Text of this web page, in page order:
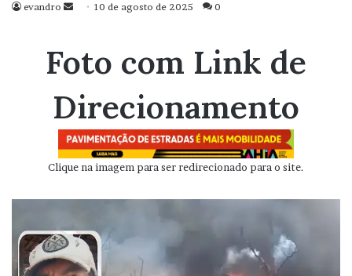
evandro
Mande
mail
10 de agosto de 2025 0
Foto com Link de
Direcionamento
Clique na imagem para ser redirecionado para o site.